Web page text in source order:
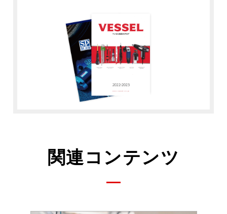
関連コンテンツ